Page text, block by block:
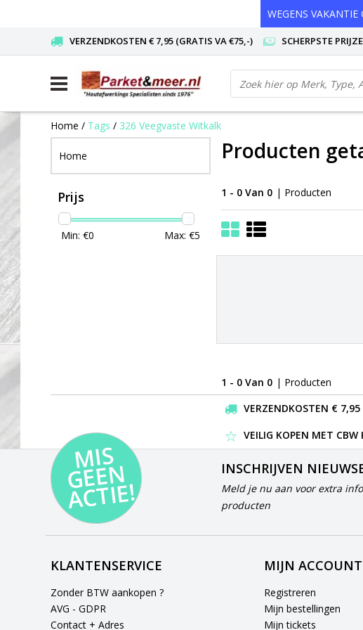
WEGENS
VERZENDKOSTEN € 7,95 (GRATIS VA €75,-) SCHERPSTE
Home / Tags / 326 Veegvaste Witkalk
Home
Prijs
Min: €0 Max: €5
Producten
1 - 0 Van 0 | Producten
1 - 0 Van 0 | Producten
VERZENDKOSTEN €
VEILIG KOPEN MET CBW
MI
S
G
E
E
N
A
C
TI
E!
INSCHRIJVEN
Meld je nu aan voor extra
producten
KLANTENSERVICE
Zonder BTW aankopen ?
AVG - GDPR
Contact + Adres
MIJN ACCOUNT
Registreren
Mijn bestellingen
Mijn tickets